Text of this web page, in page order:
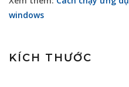
windows
KÍCH THƯỚC